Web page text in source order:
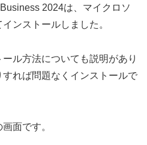
2024は、マイクロソ
ンストールしました。
ル方法についても説明があり
れば問題なくインストールで
面です。